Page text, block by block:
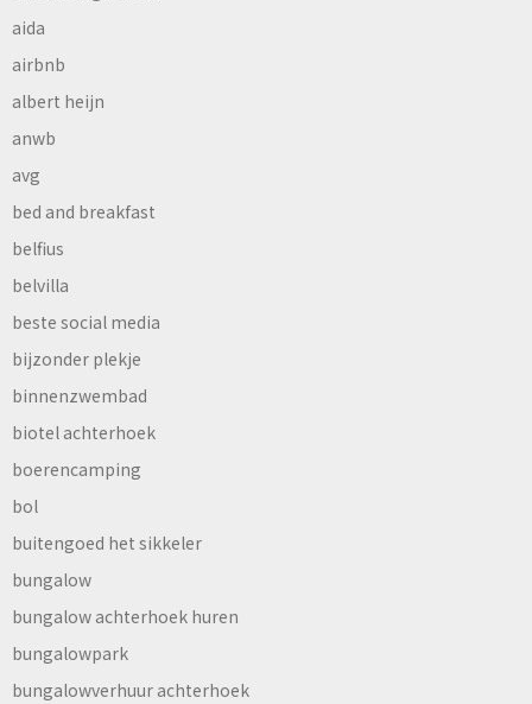
aida
airbnb
albert heijn
anwb
avg
bed and breakfast
belfius
belvilla
beste social media
bijzonder plekje
binnenzwembad
biotel achterhoek
boerencamping
bol
buitengoed het sikkeler
bungalow
bungalow achterhoek huren
bungalowpark
bungalowverhuur achterhoek